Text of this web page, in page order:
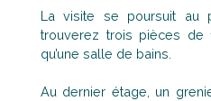
La visite se poursuit au
trouverez trois pièces de
qu’une salle de bains.
Au dernier étage, un